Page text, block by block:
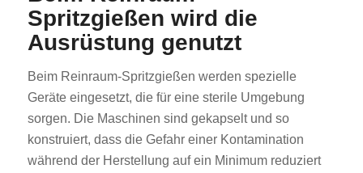
Spritzgießen wird die
Ausrüstung genutzt
Beim Reinraum-Spritzgießen werden spezielle
Geräte eingesetzt, die für eine sterile Umgebung
sorgen. Die Maschinen sind gekapselt und so
konstruiert, dass die Gefahr einer Kontamination
während der Herstellung auf ein Minimum reduziert